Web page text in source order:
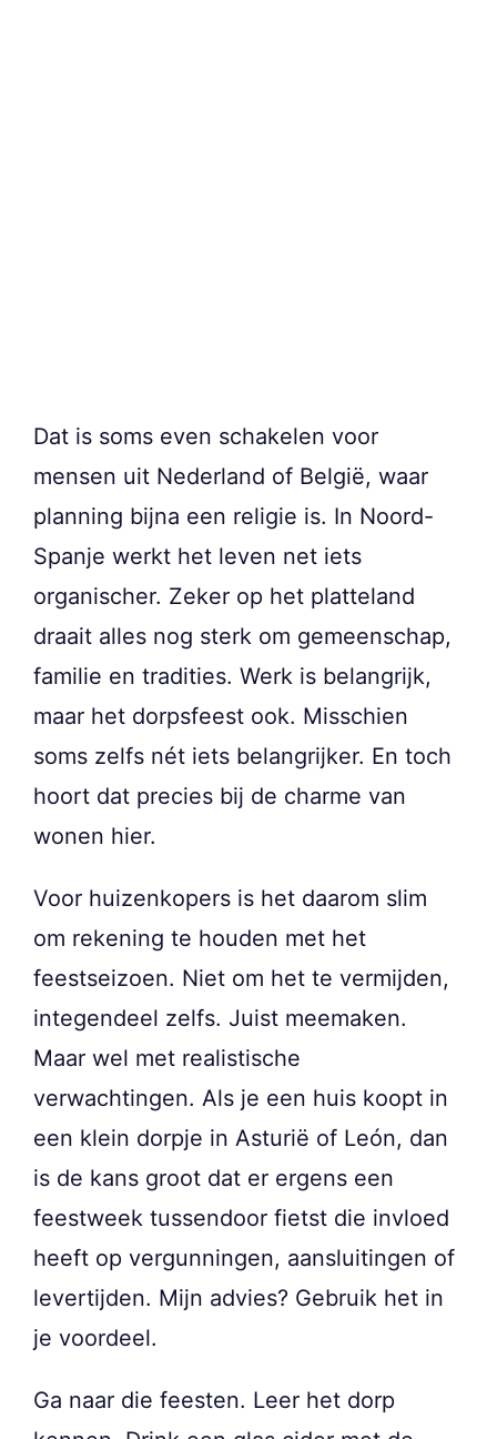
Dat is soms even schakelen voor
mensen uit Nederland of België, waar
planning bijna een religie is. In Noord-
Spanje werkt het leven net iets
organischer. Zeker op het platteland
draait alles nog sterk om gemeenschap,
familie en tradities. Werk is belangrijk,
maar het dorpsfeest ook. Misschien
soms zelfs nét iets belangrijker. En toch
hoort dat precies bij de charme van
wonen hier.
Voor huizenkopers is het daarom slim
om rekening te houden met het
feestseizoen. Niet om het te vermijden,
integendeel zelfs. Juist meemaken.
Maar wel met realistische
verwachtingen. Als je een huis koopt in
een klein dorpje in Asturië of León, dan
is de kans groot dat er ergens een
feestweek tussendoor fietst die invloed
heeft op vergunningen, aansluitingen of
levertijden. Mijn advies? Gebruik het in
je voordeel.
Ga naar die feesten. Leer het dorp